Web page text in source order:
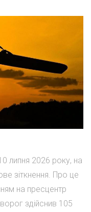
липня 2026 року, на
зіткнення. Про це
на пресцентр
здійснив 105